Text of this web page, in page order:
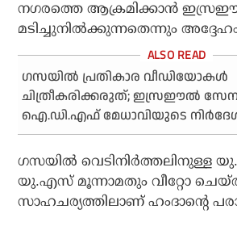
നഗരത്തെ ആക്രമിക്കാൻ
മടിച്ചുനിൽക്കുന്നതെന്നും
ഗസയിൽ പ്രതികാര വീഡിയോകൾ
ചിത്രീകരിക്കരുത്; ഇസ്രഈൽ
ഐ.ഡി.എഫ് മേധാവിയുടെ
ഗസയിൽ വെടിനിർത്തലിനുള്ള
യു.എസ് മൂന്നാമതും വീറ്റോ
സാഹചര്യത്തിലാണ് ഹംദാന്റെ